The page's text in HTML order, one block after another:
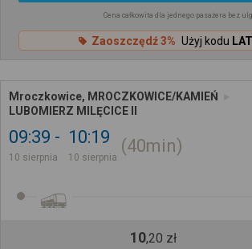
Cena całkowita dla jednego pasażera bez
Zaoszczędź 3% Użyj kodu
Mroczkowice, MROCZKOWICE/KAMIEŃ
LUBOMIERZ MILĘCICE II
09:39
10 sierpnia
10:19
10 sierpnia
40min
10,20 zł